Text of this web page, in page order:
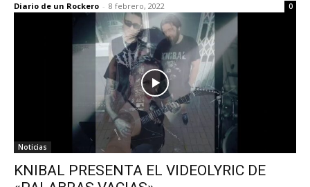
Diario de un Rockero - 8 febrero, 2022 0
Noticias
KNIBAL PRESENTA EL VIDEOLYRIC DE